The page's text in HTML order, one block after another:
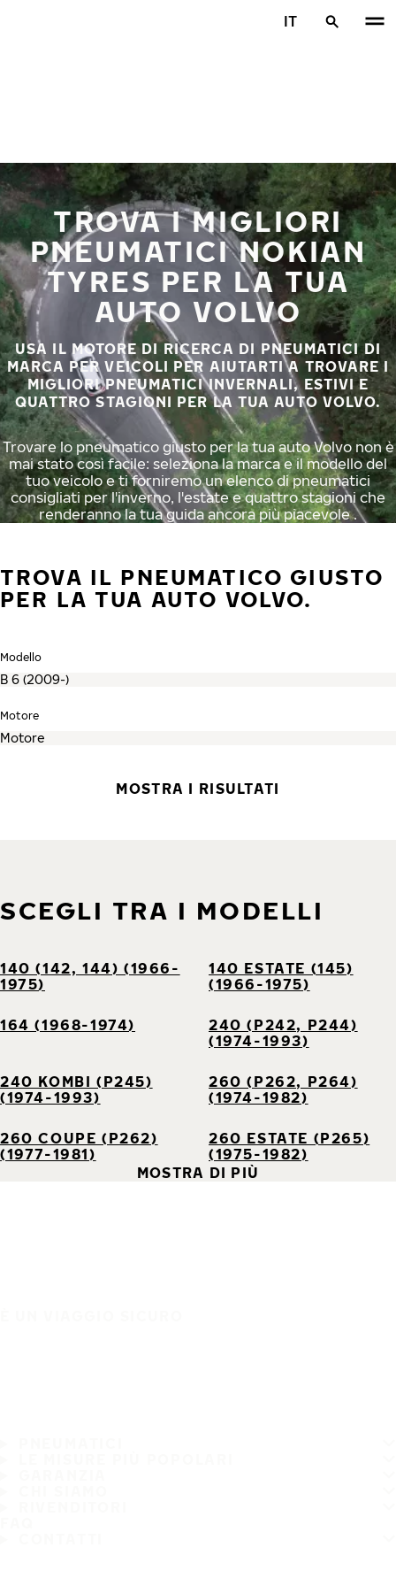
IT
TROVA I MIGLIORI
PNEUMATICI NOKIAN
TYRES PER LA TUA
AUTO VOLVO
USA IL MOTORE DI RICERCA DI PNEUMATICI DI
MARCA PER VEICOLI PER AIUTARTI A TROVARE I
MIGLIORI PNEUMATICI INVERNALI, ESTIVI E
QUATTRO STAGIONI PER LA TUA AUTO VOLVO.
Trovare lo pneumatico giusto per la tua auto Volvo non è
mai stato così facile: seleziona la marca e il modello del
tuo veicolo e ti forniremo un elenco di pneumatici
consigliati per l'inverno, l'estate e quattro stagioni che
renderanno la tua guida ancora più piacevole .
TROVA IL PNEUMATICO GIUSTO
PER LA TUA AUTO VOLVO.
Modello
Motore
MOSTRA I RISULTATI
SCEGLI TRA I MODELLI
140 (142, 144) (1966-
1975)
140 ESTATE (145)
(1966-1975)
164 (1968-1974)
240 (P242, P244)
(1974-1993)
240 KOMBI (P245)
(1974-1993)
260 (P262, P264)
(1974-1982)
260 COUPE (P262)
(1977-1981)
260 ESTATE (P265)
(1975-1982)
MOSTRA DI PIÙ